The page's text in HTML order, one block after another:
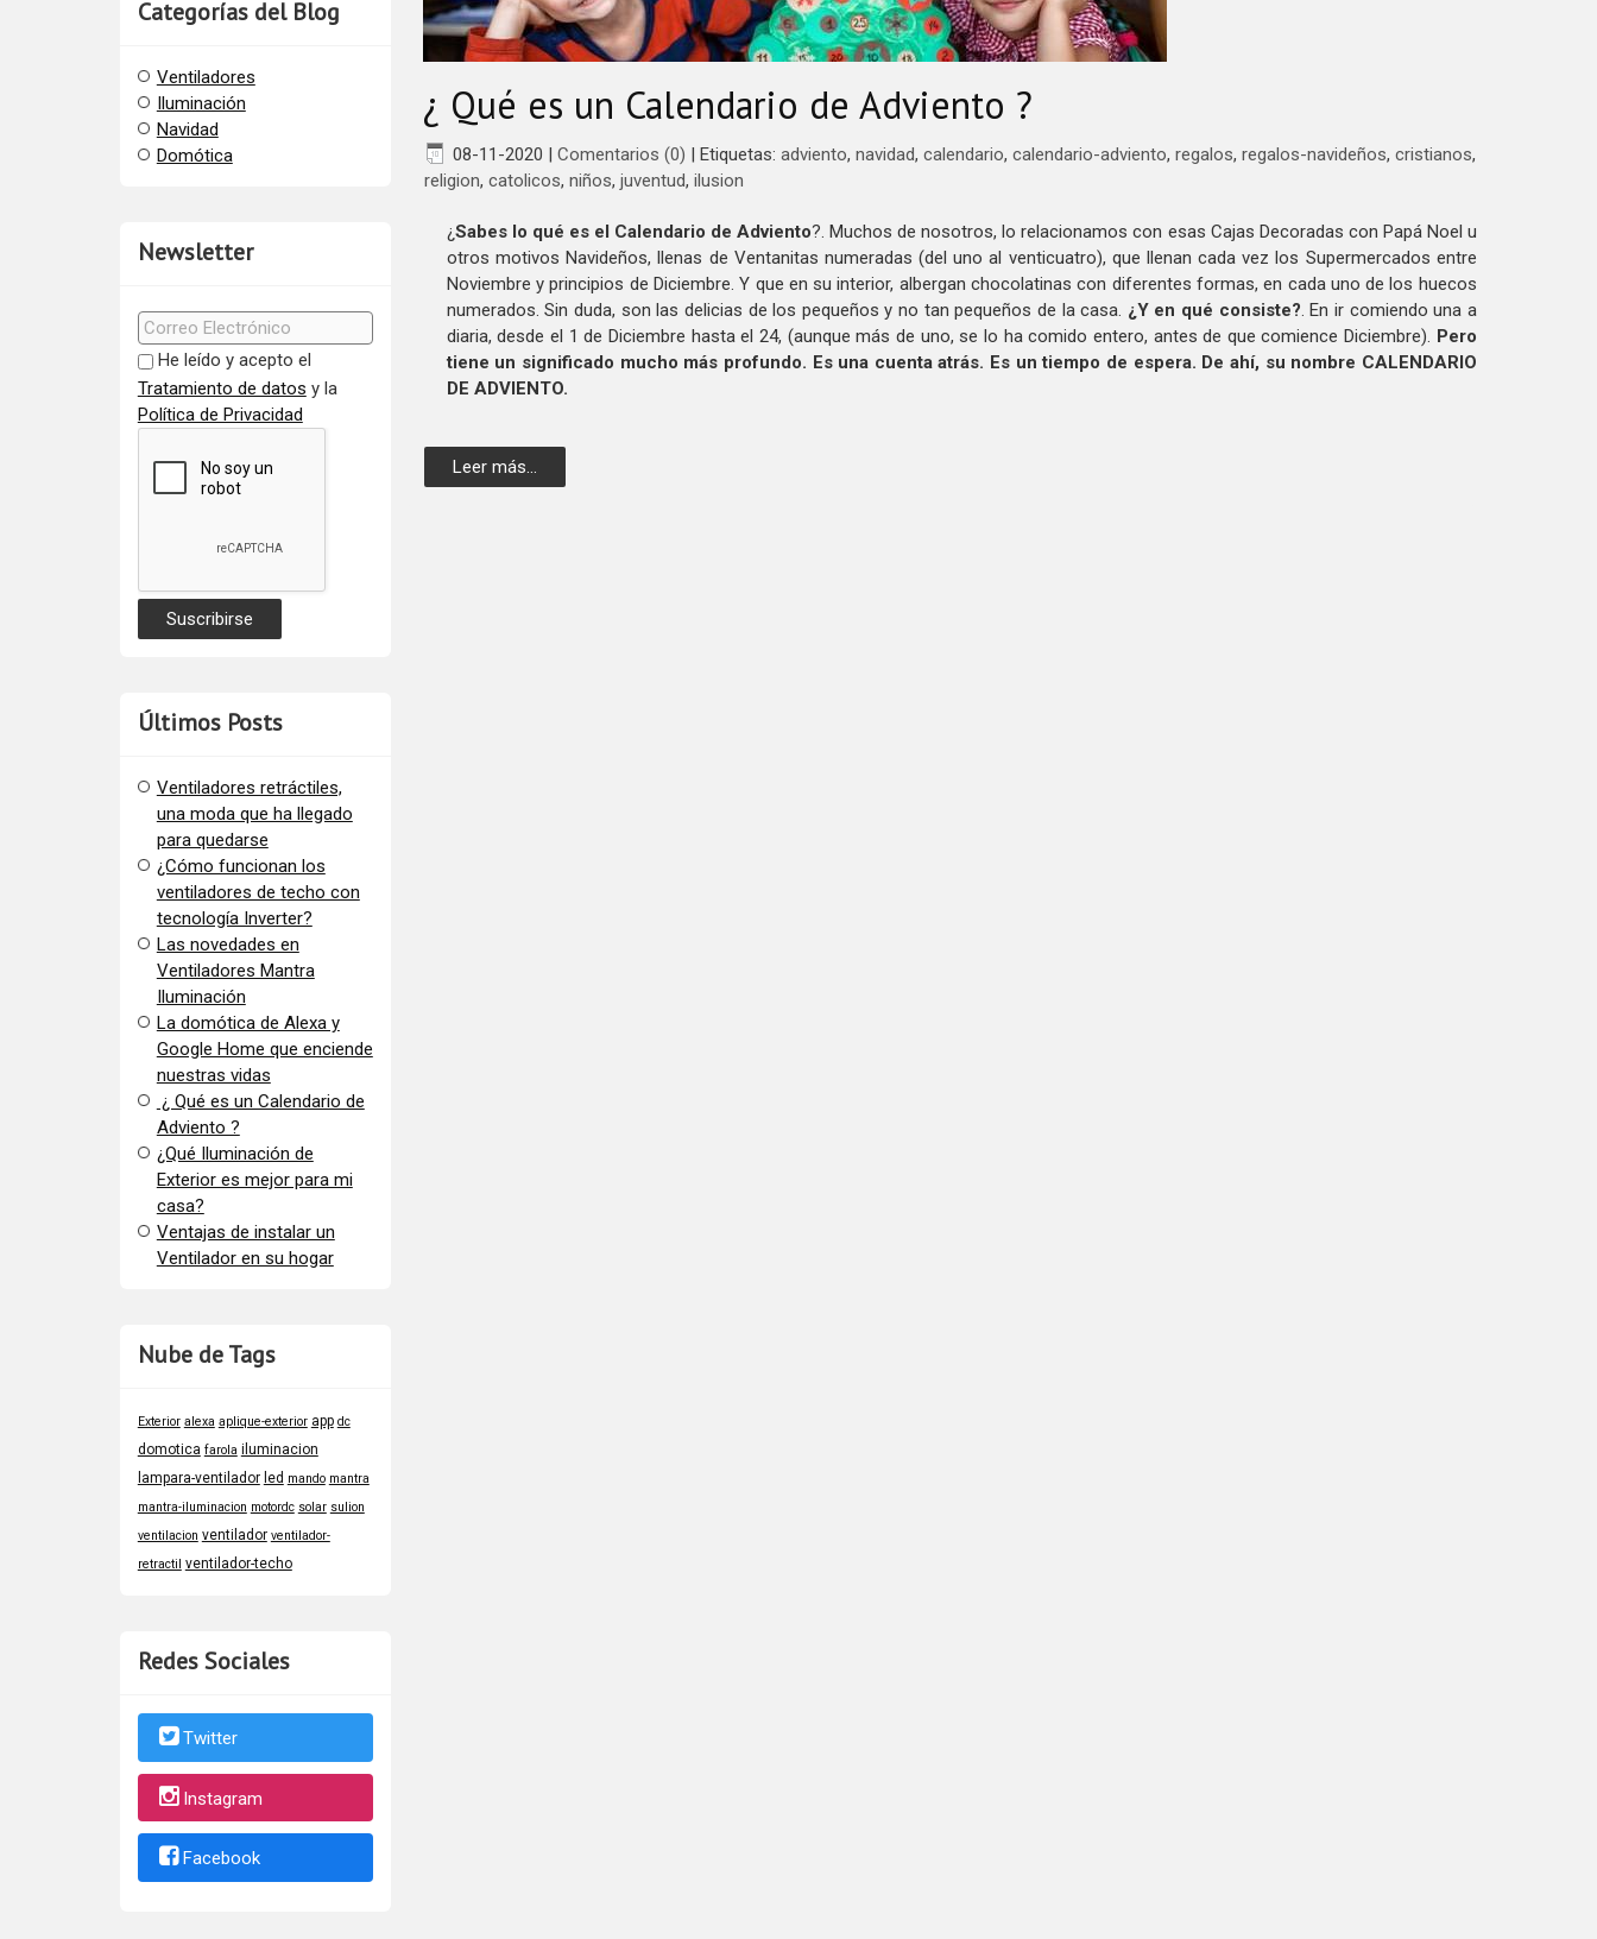
Categorías del Blog
Ventiladores
Iluminación
Navidad
Domótica
Newsletter
He leído y acepto el
Tratamiento de datos y la
Política de Privacidad
Últimos Posts
Ventiladores retráctiles,
una moda que ha llegado
para quedarse
¿Cómo funcionan los
ventiladores de techo con
tecnología Inverter?
Las novedades en
Ventiladores Mantra
Iluminación
La domótica de Alexa y
Google Home que enciende
nuestras vidas
¿ Qué es un Calendario de
Adviento ?
¿Qué Iluminación de
Exterior es mejor para mi
casa?
Ventajas de instalar un
Ventilador en su hogar
Nube de Tags
Exterior alexa aplique-exterior app dc
domotica farola iluminacion
lampara-ventilador led mando mantra
mantra-iluminacion motordc solar sulion
ventilacion ventilador ventilador-
retractil ventilador-techo
Redes Sociales
Twitter
Instagram
Facebook
¿ Qué es un Calendario de Adviento ?
08-11-2020 | Comentarios (0) | Etiquetas: adviento, navidad, calendario, calendario-adviento, regalos, regalos-navideños, cristianos,
religion, catolicos, niños, juventud, ilusion
¿Sabes lo qué es el Calendario de Adviento?. Muchos de nosotros, lo relacionamos con esas Cajas Decoradas con Papá Noel u
otros motivos Navideños, llenas de Ventanitas numeradas (del uno al venticuatro), que llenan cada vez los Supermercados entre
Noviembre y principios de Diciembre. Y que en su interior, albergan chocolatinas con diferentes formas, en cada uno de los huecos
numerados. Sin duda, son las delicias de los pequeños y no tan pequeños de la casa. ¿Y en qué consiste?. En ir comiendo una a
diaria, desde el 1 de Diciembre hasta el 24, (aunque más de uno, se lo ha comido entero, antes de que comience Diciembre). Pero
tiene un significado mucho más profundo. Es una cuenta atrás. Es un tiempo de espera. De ahí, su nombre CALENDARIO
DE ADVIENTO.
Leer más...